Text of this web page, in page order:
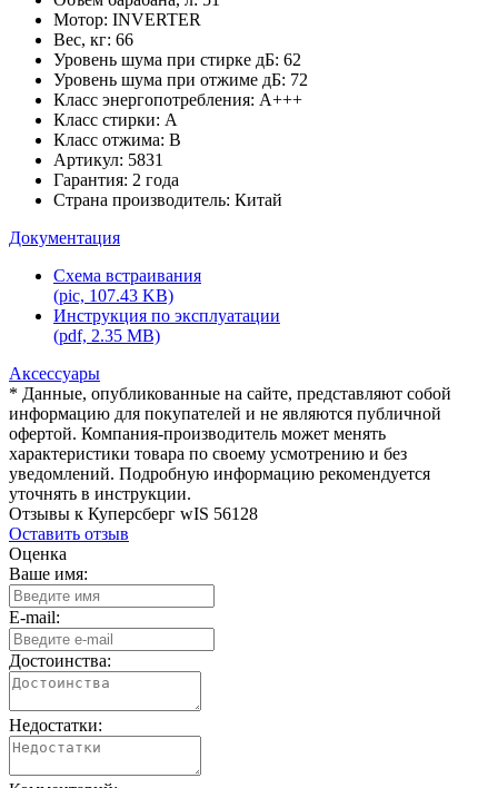
Мотор: INVERTER
Вес, кг: 66
Уровень шума при стирке дБ: 62
Уровень шума при отжиме дБ: 72
Класс энергопотребления: А+++
Класс стирки: A
Класс отжима: B
Артикул: 5831
Гарантия: 2 года
Страна производитель: Китай
Документация
Схема встраивания
(pic, 107.43 KB)
Инструкция по эксплуатации
(pdf, 2.35 MB)
Аксессуары
* Данные, опубликованные на сайте, представляют собой
информацию для покупателей и не являются публичной
офертой. Компания-производитель может менять
характеристики товара по своему усмотрению и без
уведомлений. Подробную информацию рекомендуется
уточнять в инструкции.
Отзывы к Куперсберг wIS 56128
Оставить отзыв
Оценка
Ваше имя:
E-mail:
Достоинства:
Недостатки: